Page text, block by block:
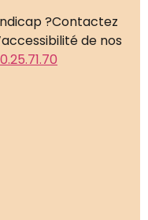
?Contactez
de nos